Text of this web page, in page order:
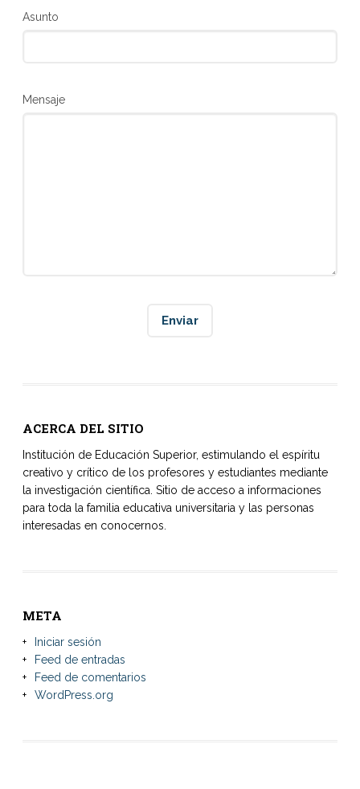
Asunto
Mensaje
ACERCA DEL SITIO
Institución de Educación Superior, estimulando el espíritu
creativo y crítico de los profesores y estudiantes mediante
la investigación científica. Sitio de acceso a informaciones
para toda la familia educativa universitaria y las personas
interesadas en conocernos.
META
Iniciar sesión
Feed de entradas
Feed de comentarios
WordPress.org